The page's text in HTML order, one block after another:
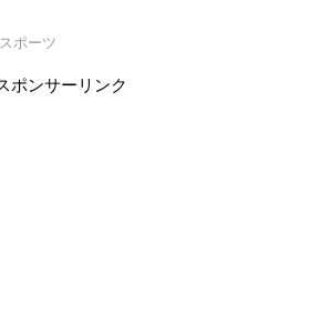
ポーツ
ポンサーリンク